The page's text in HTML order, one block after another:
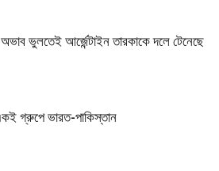
ভুলতেই আর্জেন্টাইন তারকাকে দলে টেনেছে
গ্রুপে ভারত-পাকিস্তান